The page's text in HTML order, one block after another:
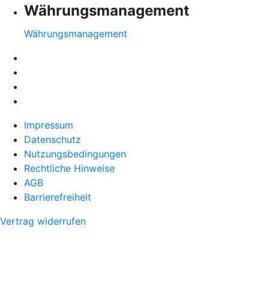
Währungsmanagement
Währungsmanagement
Impressum
Datenschutz
Nutzungsbedingungen
Rechtliche Hinweise
AGB
Barrierefreiheit
Vertrag widerrufen